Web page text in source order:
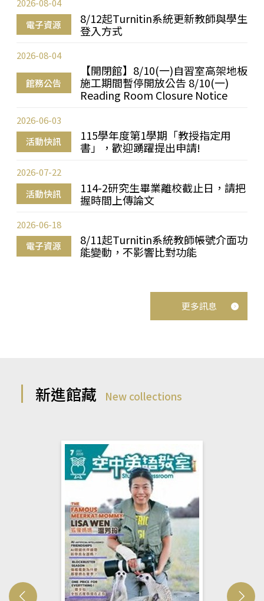
電子資源
8/12起Turnitin系統更新教師與學生
登入方式
2026-08-04
館務公告
【開閉館】8/10(一)自習室高架地板
施工期間暫停開放公告 8/10(一)
Reading Room Closure Notice
2026-08-04
活動快訊
115學年度第1學期「教授指定用
書」，歡迎踴躍提出申請!
2026-06-03
活動快訊
114-2研究生畢業離校截止日，請把
握時間上傳論文
2026-07-22
電子資源
8/11起Turnitin系統教師帳號介面功
能變動，不影響比對功能
2026-06-18
更多訊息
新進館藏 New collections